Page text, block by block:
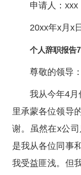
申请人：xxx
20xx年x月x日
个人辞职报告7
尊敬的领导：
我从今年4月
里承蒙各位领导
谢。虽然在x公
是我从各位同事
我受益匪浅。但